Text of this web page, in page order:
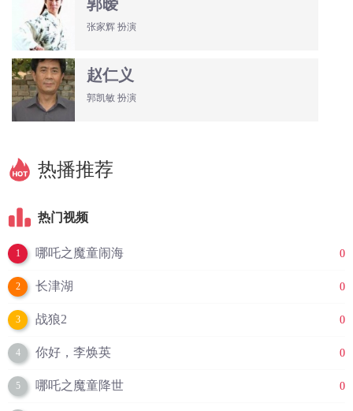
郭暧
张家辉 扮演
赵仁义
郭凯敏 扮演
热播推荐
热门视频
1 哪吒之魔童闹海 0
2 长津湖 0
3 战狼2 0
4 你好，李焕英 0
5 哪吒之魔童降世 0